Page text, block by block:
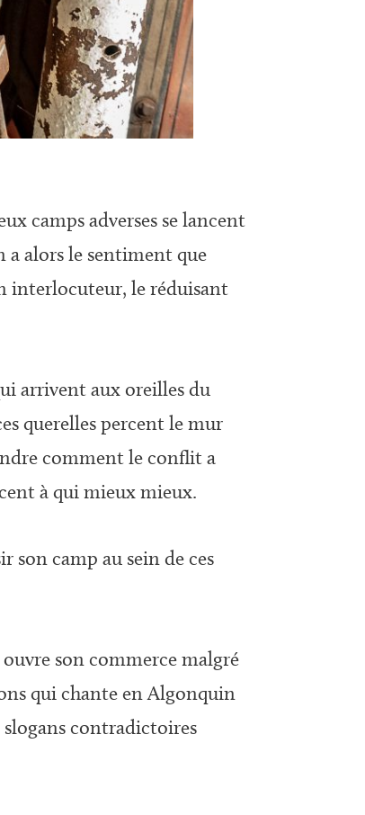
camps adverses se lancent
a alors le sentiment que
interlocuteur, le réduisant
arrivent aux oreilles du
querelles percent le mur
comment le conflit a
à qui mieux mieux.
son camp au sein de ces
son commerce malgré
qui chante en Algonquin
slogans contradictoires